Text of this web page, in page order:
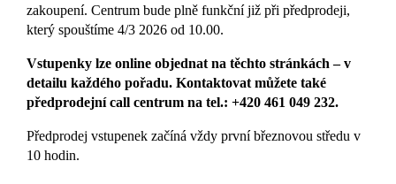
zakoupení. Centrum bude plně funkční již při předprodeji,
který spouštíme 4/3 2026 od 10.00.
Vstupenky lze online objednat na těchto stránkách – v
detailu každého pořadu. Kontaktovat můžete také
předprodejní call centrum na tel.: +420 461 049 232.
Předprodej vstupenek začíná vždy první březnovou středu v
10 hodin.